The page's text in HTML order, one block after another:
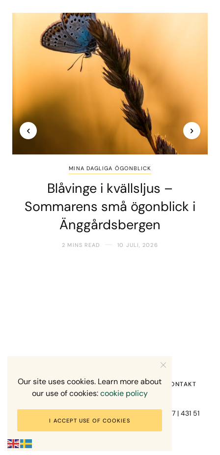
MINA DAGLIGA ÖGONBLICK
Blåvinge i kvällsljus –
Sommarens små ögonblick i
Änggårdsbergen
2 MINS READ 10 JULI, 2026
Fotograf Mikael Svensson | Gundefjällsgatan 407 | 431 51
Mölndal | +46-70-7671863
HEM OM MIG RECENSION OM MIG KONTAKT
Our site uses cookies. Learn more about
our use of cookies:cookie policy
I ACCEPT USE OF COOKIES